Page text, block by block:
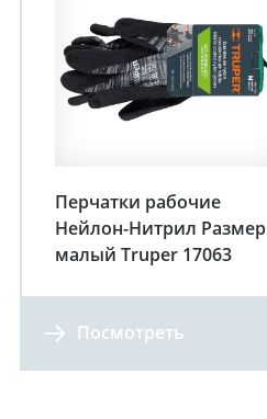
Перчатки рабочие
Нейлон-Нитрил Размер
малый Truper 17063
Посмотреть